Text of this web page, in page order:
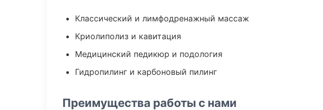
Классический и лимфодренажный массаж
Криолиполиз и кавитация
Медицинский педикюр и подология
Гидропилинг и карбоновый пилинг
Преимущества работы с нами